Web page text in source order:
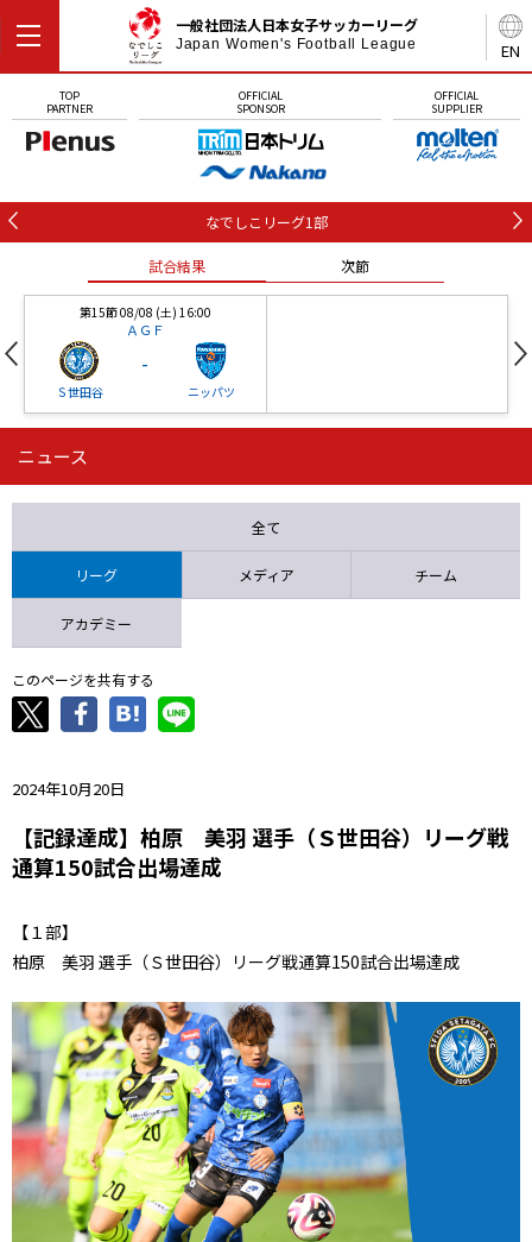
EN
一般社団法人日本女子サッカーリーグ
Japan Women's Football League
TOP
PARTNER
OFFICIAL
SPONSOR
OFFICIAL
SUPPLIER
なでしこリーグ1部
試合結果 次節
第15節 08/08 (土) 16:00
ＡＧＦ
Ｓ世田谷
-
ニッパツ
第16節 09/05 (土) 15:00
ニッパツ 石人の星
ニュース
全て
リーグ メディア チーム
アカデミー
このページを共有する
2024年10月20日
【記録達成】柏原 美羽 選手（Ｓ世田谷）リーグ戦
通算150試合出場達成
【１部】
柏原 美羽 選手（Ｓ世田谷）リーグ戦通算150試合出場達成